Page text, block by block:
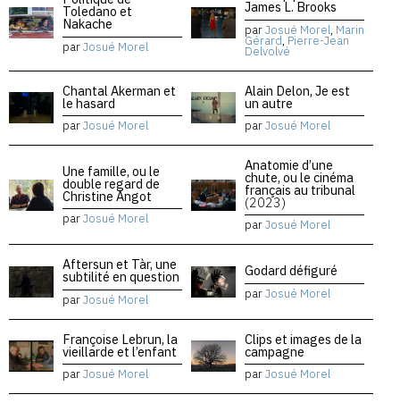
Toledano et
Nakache
parJosué Morel
James L. Brooks
parJosué Morel, Marin
Gérard, Pierre-Jean
Delvolvé
Chantal Akerman et
le hasard
parJosué Morel
Alain Delon, Je est
un autre
parJosué Morel
Une famille, ou le
double regard de
Christine Angot
parJosué Morel
Anatomie d’une
chute, ou le cinéma
français au tribunal
(2023)
parJosué Morel
Aftersun et Tàr, une
subtilité en question
parJosué Morel
Godard défiguré
parJosué Morel
Françoise Lebrun, la
vieillarde et l’enfant
parJosué Morel
Clips et images de la
campagne
parJosué Morel